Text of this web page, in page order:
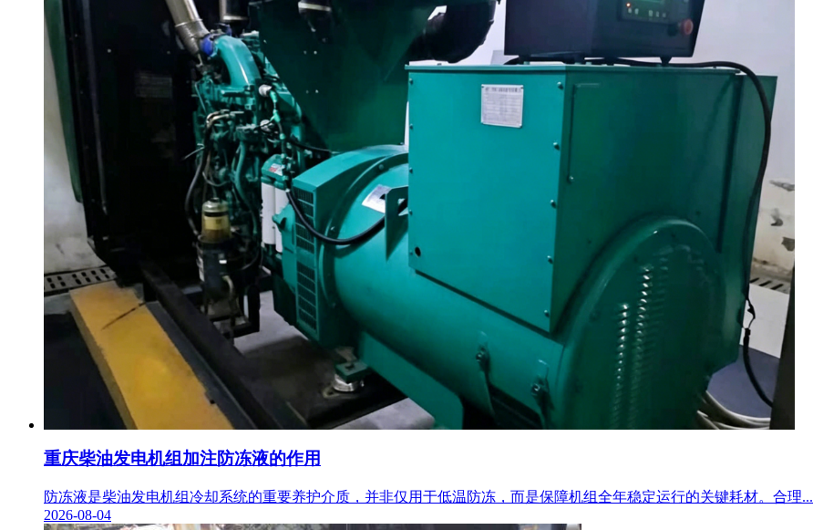
重庆柴油发电机组加注防冻液的作用
防冻液是柴油发电机组冷却系统的重要养护介质，并非仅用于低温防冻，而是保障机组全年稳定运行的关键耗材。合理...
2026-08-04